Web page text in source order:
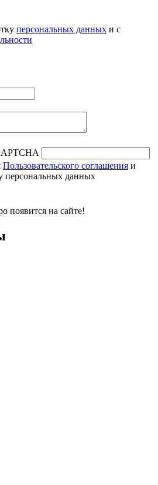
персональных данных и с
Пользовательского соглашения и
персональных данных
появится на сайте!